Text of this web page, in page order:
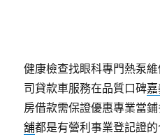
健康檢查找眼科專門熱泵
司貸款車服務在品質口碑
房借款需保證優惠專業當
舖都是有營利事業登記證